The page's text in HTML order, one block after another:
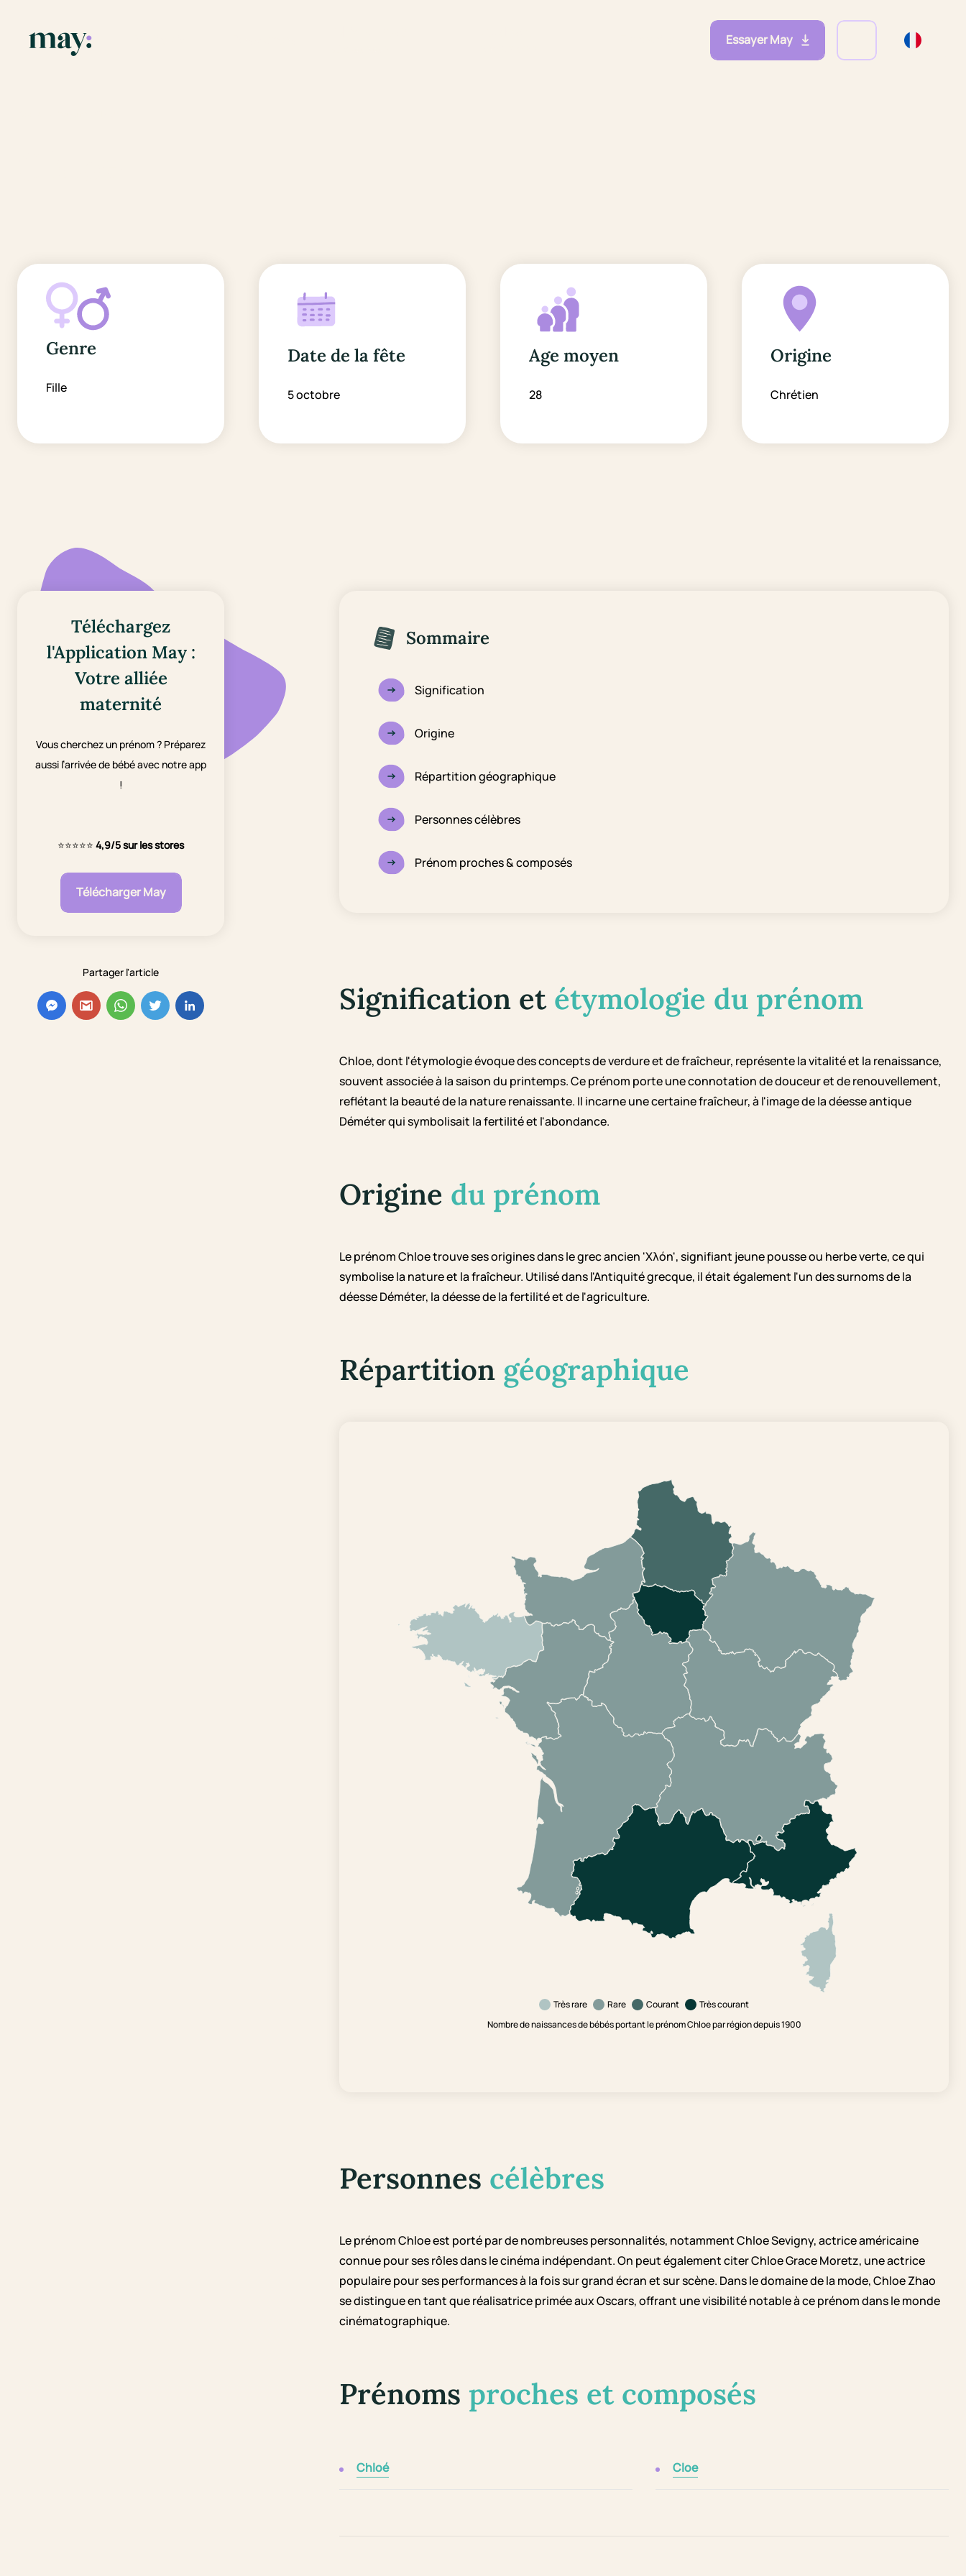
Essayer May
Genre
Fille
Date de la fête
5 octobre
Age moyen
28
Origine
Chrétien
Téléchargez
l'Application May :
Votre alliée
maternité
Vous cherchez un prénom ? Préparez
aussi l’arrivée de bébé avec notre app
!
⭐⭐⭐⭐⭐ 4,9/5 sur les stores
Télécharger May
Partager l'article
Sommaire
Signification
Origine
Répartition géographique
Personnes célèbres
Prénom proches & composés
Signification et étymologie du prénom
Chloe, dont l'étymologie évoque des concepts de verdure et de fraîcheur, représente la vitalité et la renaissance,
souvent associée à la saison du printemps. Ce prénom porte une connotation de douceur et de renouvellement,
reflétant la beauté de la nature renaissante. Il incarne une certaine fraîcheur, à l'image de la déesse antique
Déméter qui symbolisait la fertilité et l'abondance.
Origine du prénom
Le prénom Chloe trouve ses origines dans le grec ancien 'Χλόη', signifiant jeune pousse ou herbe verte, ce qui
symbolise la nature et la fraîcheur. Utilisé dans l'Antiquité grecque, il était également l'un des surnoms de la
déesse Déméter, la déesse de la fertilité et de l'agriculture.
Répartition géographique
Très rare Rare Courant
Très courant
Nombre de naissances de bébés portant le prénom Chloe par région depuis 1900
Personnes célèbres
Le prénom Chloe est porté par de nombreuses personnalités, notamment Chloe Sevigny, actrice américaine
connue pour ses rôles dans le cinéma indépendant. On peut également citer Chloe Grace Moretz, une actrice
populaire pour ses performances à la fois sur grand écran et sur scène. Dans le domaine de la mode, Chloe Zhao
se distingue en tant que réalisatrice primée aux Oscars, offrant une visibilité notable à ce prénom dans le monde
cinématographique.
Prénoms proches et composés
Chloé Cloe